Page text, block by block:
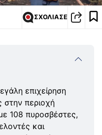
ΣΧΟΛΙΑΣΕ
επιχείρηση
στην περιοχή
108 πυροσβέστες,
και